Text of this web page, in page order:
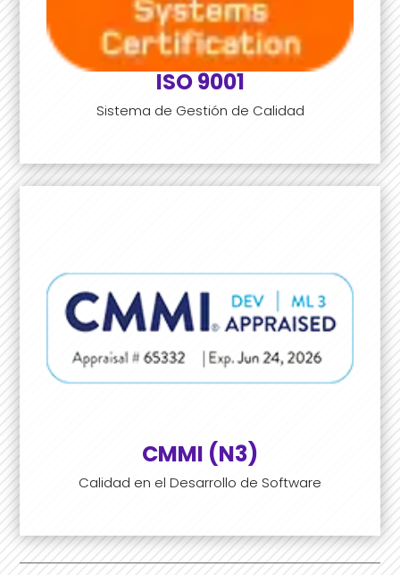
ISO 9001
Sistema de Gestión de Calidad
CMMI (N3)
Calidad en el Desarrollo de Software